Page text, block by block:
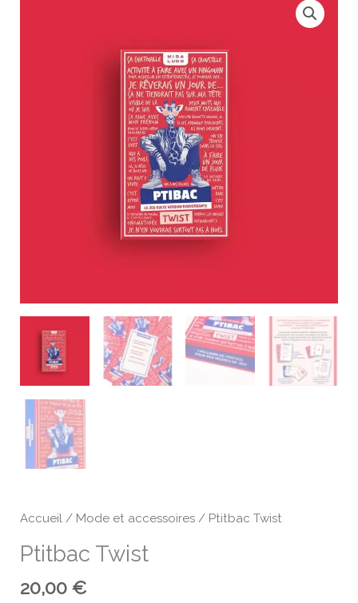
Accueil / Mode et accessoires / Ptitbac Twist
Ptitbac Twist
20,00€